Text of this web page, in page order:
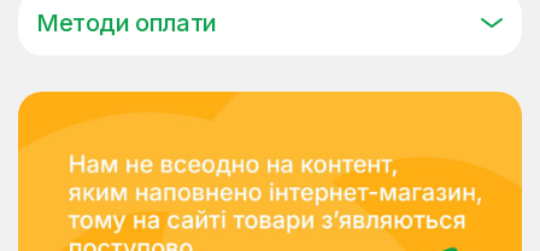
Методи оплати